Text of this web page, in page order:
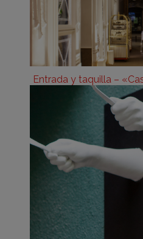
Entrada y taquilla –